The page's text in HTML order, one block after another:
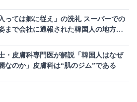
っては郷に従え」の洗礼 スーパーでの
まで会社に通報された韓国人の地方生
・皮膚科専門医が解説「韓国人はなぜ
なのか」皮膚科は“肌のジム”である